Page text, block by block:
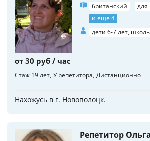
британский
и еще 4
дети 6-7 лет,
от 30 руб / час
Стаж 19 лет У репетитора Дистанционно
Нахожусь в г. Новополоцк.
Репетитор